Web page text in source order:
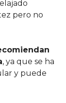
pero no
, ya que se ha
y puede